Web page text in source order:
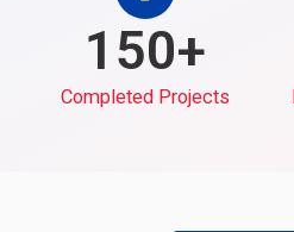
150+
Completed Projects